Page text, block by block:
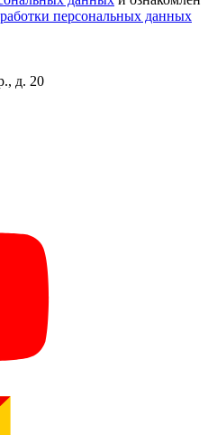
персональных данных
д. 20